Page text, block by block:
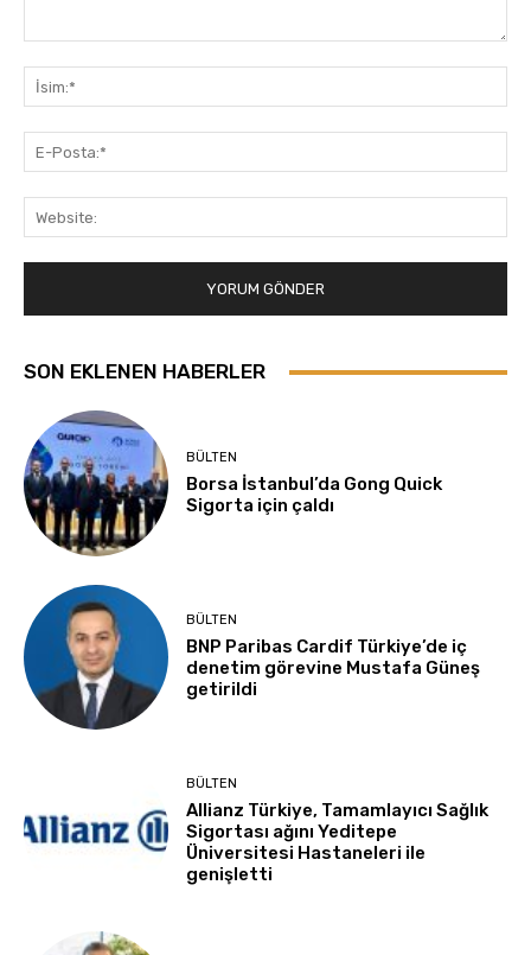
SON EKLENEN HABERLER
BÜLTEN
Borsa İstanbul’da Gong Quick
Sigorta için çaldı
BÜLTEN
BNP Paribas Cardif Türkiye’de iç
denetim görevine Mustafa Güneş
getirildi
BÜLTEN
Allianz Türkiye, Tamamlayıcı Sağlık
Sigortası ağını Yeditepe
Üniversitesi Hastaneleri ile
genişletti